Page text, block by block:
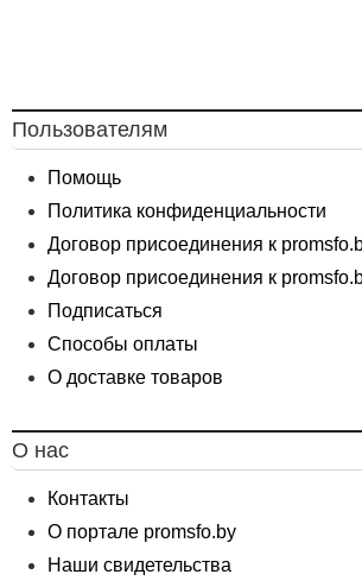
Пользователям
Помощь
Политика конфиденциальности
Договор присоединения к
Договор присоединения к
Подписаться
Способы оплаты
О доставке товаров
О нас
Контакты
О портале promsfo.by
Наши свидетельства